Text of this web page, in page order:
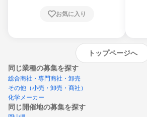
お気に入り
トップページへ
同じ業種の募集を探す
総合商社・専門商社・卸売
その他（小売・卸売・商社）
化学メーカー
同じ開催地の募集を探す